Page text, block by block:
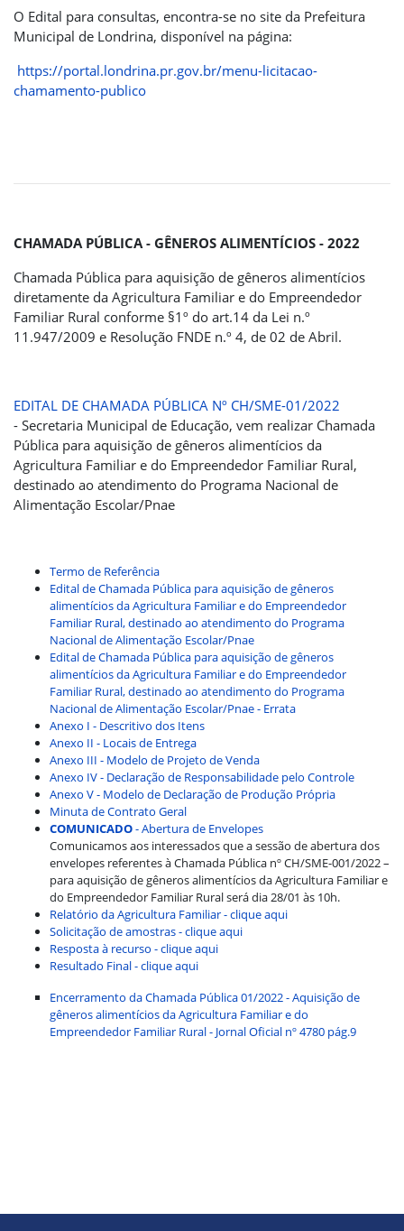
O Edital para consultas, encontra-se no site da Prefeitura
Municipal de Londrina, disponível na página:
https://portal.londrina.pr.gov.br/menu-licitacao-
chamamento-publico
CHAMADA PÚBLICA - GÊNEROS ALIMENTÍCIOS - 2022
Chamada Pública para aquisição de gêneros alimentícios
diretamente da Agricultura Familiar e do Empreendedor
Familiar Rural conforme §1º do art.14 da Lei n.º
11.947/2009 e Resolução FNDE n.º 4, de 02 de Abril.
EDITAL DE CHAMADA PÚBLICA Nº CH/SME-01/2022
- Secretaria Municipal de Educação, vem realizar Chamada
Pública para aquisição de gêneros alimentícios da
Agricultura Familiar e do Empreendedor Familiar Rural,
destinado ao atendimento do Programa Nacional de
Alimentação Escolar/Pnae
Termo de Referência
Edital de Chamada Pública para aquisição de gêneros
alimentícios da Agricultura Familiar e do Empreendedor
Familiar Rural, destinado ao atendimento do Programa
Nacional de Alimentação Escolar/Pnae
Edital de Chamada Pública para aquisição de gêneros
alimentícios da Agricultura Familiar e do Empreendedor
Familiar Rural, destinado ao atendimento do Programa
Nacional de Alimentação Escolar/Pnae - Errata
Anexo I - Descritivo dos Itens
Anexo II - Locais de Entrega
Anexo III - Modelo de Projeto de Venda
Anexo IV - Declaração de Responsabilidade pelo Controle
Anexo V - Modelo de Declaração de Produção Própria
Minuta de Contrato Geral
COMUNICADO- Abertura de Envelopes
Comunicamos aos interessados que a sessão de abertura dos
envelopes referentes à Chamada Pública nº CH/SME-001/2022 –
para aquisição de gêneros alimentícios da Agricultura Familiar e
do Empreendedor Familiar Rural será dia 28/01 às 10h.
Relatório da Agricultura Familiar - clique aqui
Solicitação de amostras - clique aqui
Resposta à recurso - clique aqui
Resultado Final - clique aqui
Encerramento da Chamada Pública 01/2022 - Aquisição de
gêneros alimentícios da Agricultura Familiar e do
Empreendedor Familiar Rural - Jornal Oficial nº 4780 pág.9